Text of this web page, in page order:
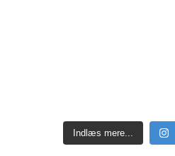
Indlæs mere...